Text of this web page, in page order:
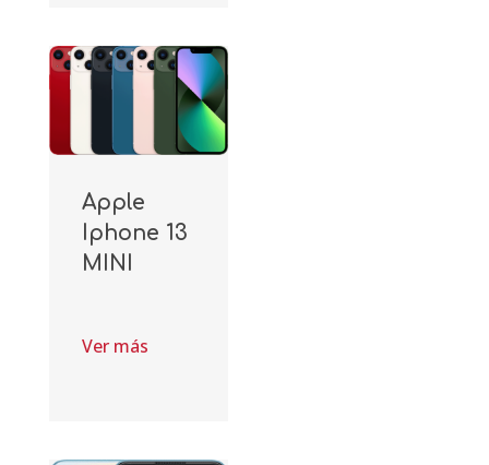
Apple
Iphone 13
MINI
Ver más